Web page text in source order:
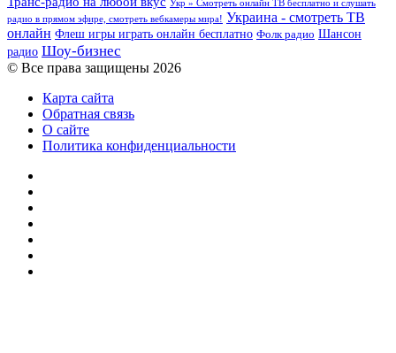
Укр » Смотреть онлайн ТВ бесплатно и слушать
радио в прямом эфире, смотреть вебкамеры мира! Украина - смотреть ТВ
онлайн Флеш игры играть онлайн бесплатно Фолк радио Шансон
радио Шоу-бизнес
© Все права защищены 2026
Карта сайта
Обратная связь
О сайте
Политика конфиденциальности